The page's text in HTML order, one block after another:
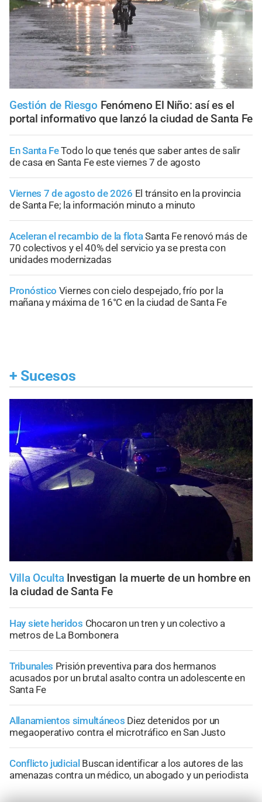
Gestión de Riesgo Fenómeno El Niño: así es el
portal informativo que lanzó la ciudad de Santa Fe
En Santa FeTodo lo que tenés que saber antes de salir
de casa en Santa Fe este viernes 7 de agosto
Viernes 7 de agosto de 2026 El tránsito en la provincia
de Santa Fe; la información minuto a minuto
Aceleran el recambio de la flotaSanta Fe renovó más de
70 colectivos y el 40% del servicio ya se presta con
unidades modernizadas
Pronóstico Viernes con cielo despejado, frío por la
mañana y máxima de 16°C en la ciudad de Santa Fe
+ Sucesos
Villa Oculta Investigan la muerte de un hombre en
la ciudad de Santa Fe
Hay siete heridos Chocaron un tren y un colectivo a
metros de La Bombonera
Tribunales Prisión preventiva para dos hermanos
acusados por un brutal asalto contra un adolescente en
Santa Fe
Allanamientos simultáneos Diez detenidos por un
megaoperativo contra el microtráfico en San Justo
Conflicto judicial Buscan identificar a los autores de las
amenazas contra un médico, un abogado y un periodista